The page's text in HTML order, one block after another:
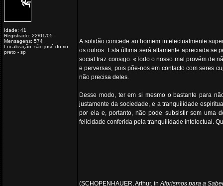
Idade: 41
Registrado: 22/01/05
Mensagens: 574
Localização: são josé do rio
preto - sp
A solidão concede ao homem intelectualmente
os outros. Esta última será altamente apreciada se
social traz consigo. «Todo o nosso mal provém de
e perversas, pois põe-nos em contacto com seres
não precisa deles.
Desse modo, ter em si mesmo o bastante para
justamente da sociedade, e a tranquilidade
por ela e, portanto, não pode subsistir sem uma
felicidade conferida pela tranquilidade intelectual.
(SCHOPENHAUER, Arthur. inAforismos para a